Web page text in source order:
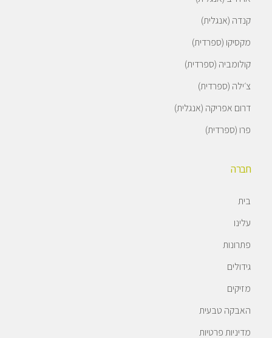
קנדה (אנגלית)
מקסיקו (ספרדית)
קולומביה (ספרדית)
צ׳ילה (ספרדית)
דרום אפריקה (אנגלית)
פרו (ספרדית)
חברה
בית
עלינו
פתרונות
גידולים
מזיקים
האבקה טבעית
מדיניות פרטיות